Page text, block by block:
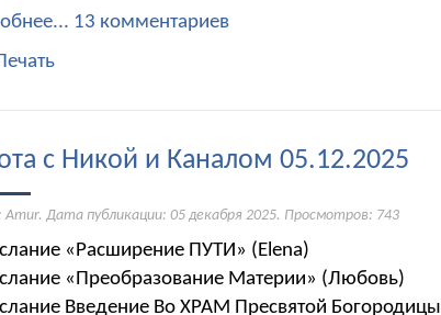
13 комментариев
с Никой и Каналом 05.12.2025
Дата публикации: 05 декабря 2025. Просмотров: 743
«Расширение ПУТИ» (Elena)
«Преобразование Материи» (Любовь)
Введение Во ХРАМ Пресвятой Богородицы